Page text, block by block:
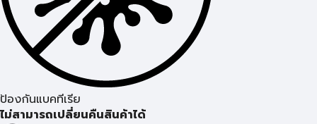
ป้องกันแบคทีเรีย
ไม่สามารถเปลี่ยนคืนสินค้าได้